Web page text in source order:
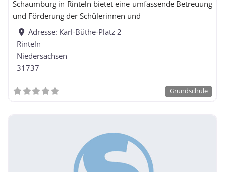
Schaumburg in Rinteln bietet eine umfassende Betreuung
und Förderung der Schülerinnen und
Adresse: Karl-Büthe-Platz 2
Rinteln
Niedersachsen
31737
Grundschule